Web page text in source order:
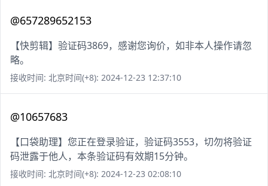
@657289652153
【快剪辑】验证码3869，感谢您询价，如非本人操作请忽
略。
接收时间: 北京时间(+8): 2024-12-23 12:37:10
@10657683
【口袋助理】您正在登录验证，验证码3553，切勿将验证
码泄露于他人，本条验证码有效期15分钟。
接收时间: 北京时间(+8): 2024-12-23 02:08:10